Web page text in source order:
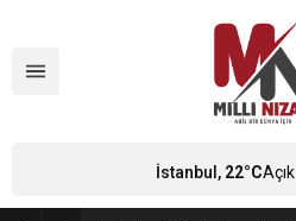
İstanbul, 22°CAçık